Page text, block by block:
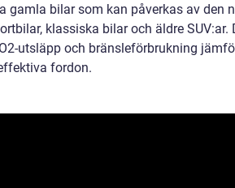
gamla bilar som kan påverkas av den
klassiska bilar och äldre
utsläpp och bränsleförbrukning
fordon.